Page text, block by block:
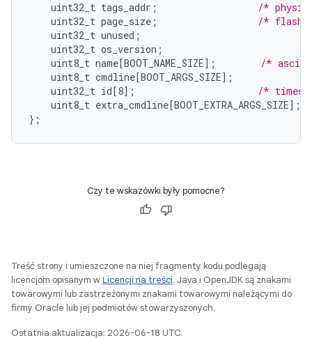
uint32_t tags_addr ;
/*
uint32_t page_size ;
/* flash
uint32_t unused ;
uint32_t os_version ;
uint8_t name[BOOT_NAME_SIZE] ;
/* asciiz
uint8_t cmdline[BOOT_ARGS_SIZE] ;
uint32_t id[8] ;
/*
uint8_t extra_cmdline[BOOT_EXTRA_ARGS_SIZE] ;
} ;
Czy te wskazówki były pomocne?
Treść strony i umieszczone na niej fragmenty kodu podlegają
licencjom opisanym wLicencji na treści. Java i OpenJDK są znakami
towarowymi lub zastrzeżonymi znakami towarowymi należącymi do
firmy Oracle lub jej podmiotów stowarzyszonych.
Ostatnia aktualizacja: 2026-06-18 UTC.